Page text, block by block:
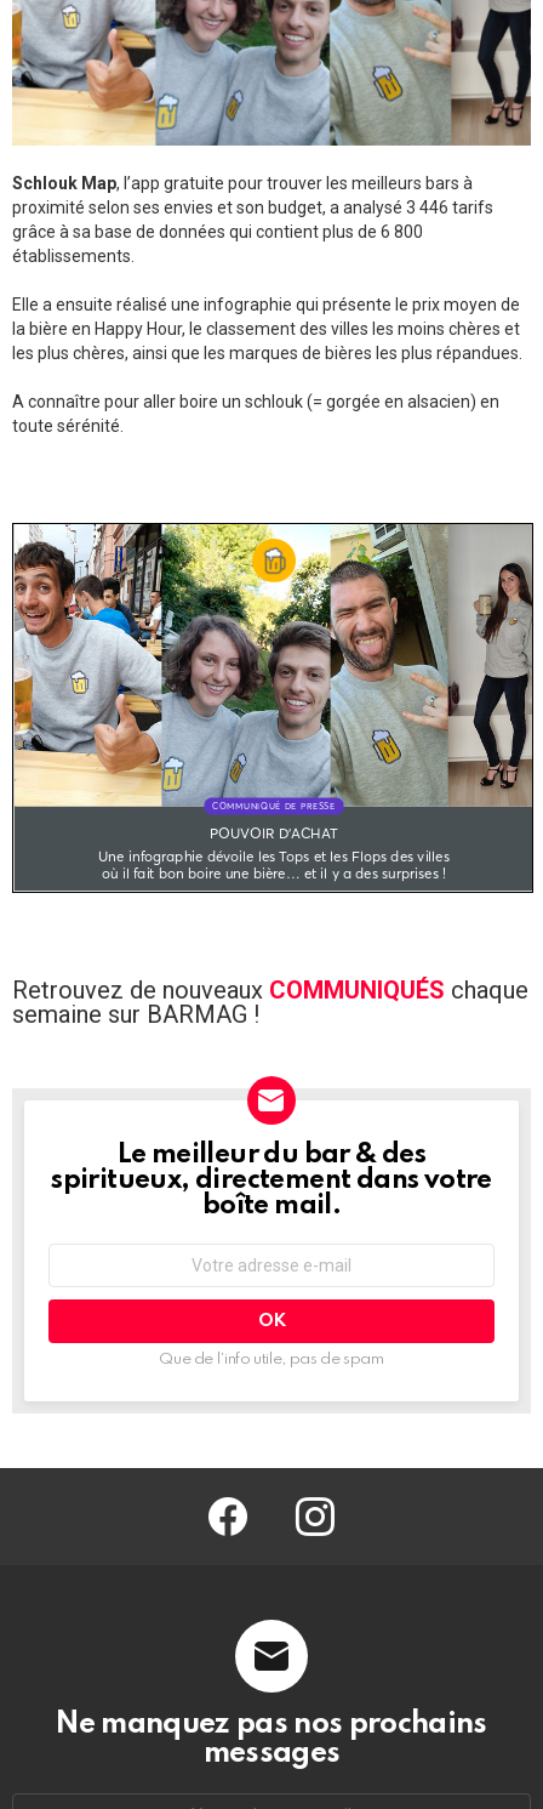
Schlouk Map, l’app gratuite pour trouver les meilleurs bars à
proximité selon ses envies et son budget, a analysé 3 446 tarifs
grâce à sa base de données qui contient plus de 6 800
établissements.
Elle a ensuite réalisé une infographie qui présente le prix moyen de
la bière en Happy Hour, le classement des villes les moins chères et
les plus chères, ainsi que les marques de bières les plus répandues.
A connaître pour aller boire un schlouk (= gorgée en alsacien) en
toute sérénité.
Retrouvez de nouveaux COMMUNIQUÉS chaque
semaine sur BARMAG !
NEWSLETTER
Le meilleur du bar & des
spiritueux, directement dans votre
boîte mail.
mail
Que de l’info utile, pas de spam
facebook @barmag.fr
Ne manquez pas nos prochains
messages